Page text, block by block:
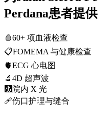
Perdana患者提
🩸60+ 项血液检查
📋FOMEMA 与健康检查
🫀ECG 心电图
🔬 4D 超声波
🩻 院内 X 光
🩹伤口护理与缝合